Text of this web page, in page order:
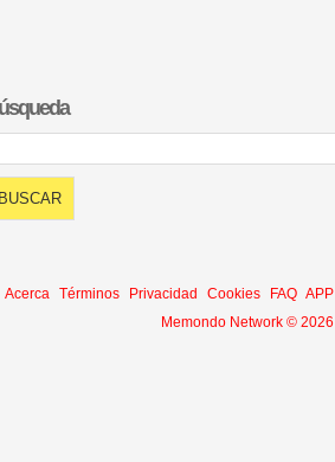
Acerca Términos Privacidad Cookies FAQ APP
Memondo Network © 2026